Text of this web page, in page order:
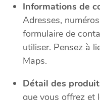
Informations de
Adresses,
formulaire de
utiliser. Pensez à
Maps.
Détail des
que vous offrez et